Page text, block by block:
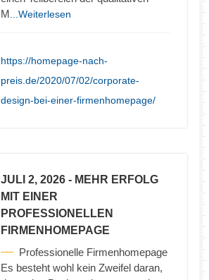
M ...Weiterlesen
https://homepage-nach-
preis.de/2020/07/02/corporate-
design-bei-einer-firmenhomepage/
JULI 2, 2026 - MEHR ERFOLG
MIT EINER
PROFESSIONELLEN
FIRMENHOMEPAGE
Professionelle Firmenhomepage
Es besteht wohl kein Zweifel daran,